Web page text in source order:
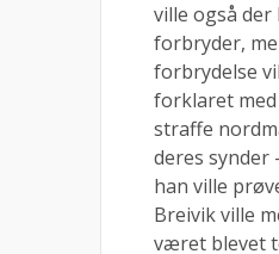
ville også
forbryder,
forbrydelse
forklaret med
straffe
deres synder
han ville
Breivik ville
været blevet